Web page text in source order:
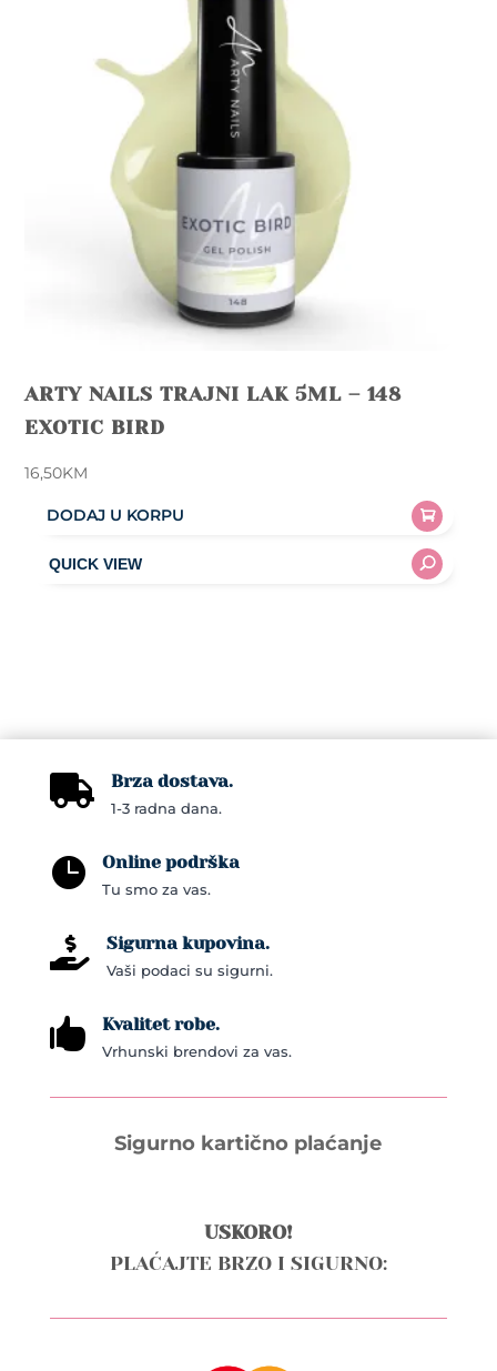
ARTY NAILS TRAJNI LAK 5ML – 148
EXOTIC BIRD
16,50KM
DODAJ U KORPU
 Brza dostava.
1-3 radna dana.
 Online podrška
Tu smo za vas.
 Sigurna kupovina.
Vaši podaci su sigurni.
 Kvalitet robe.
Vrhunski brendovi za vas.
Sigurno kartično plaćanje
USKORO!
PLAĆAJTE BRZO I SIGURNO: